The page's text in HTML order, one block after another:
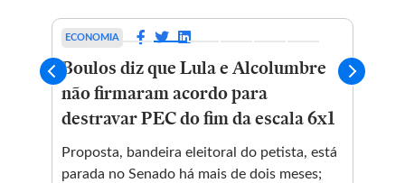
ECONOMIA
Boulos diz que Lula e Alcolumbre
não firmaram acordo para
destravar PEC do fim da escala 6x1
Proposta, bandeira eleitoral do petista, está
parada no Senado há mais de dois meses;